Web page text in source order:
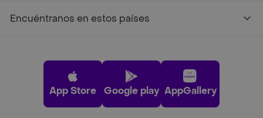
Encuéntranos en estos países
App Store Google play AppGallery